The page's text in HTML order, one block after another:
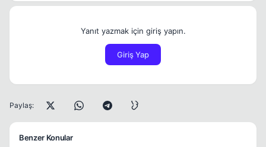
Yanıt yazmak için giriş yapın.
Giriş Yap
Paylaş:
Benzer Konular